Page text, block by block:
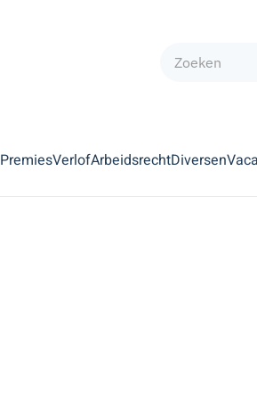
PremiesVerlofArbeidsrechtDiversen